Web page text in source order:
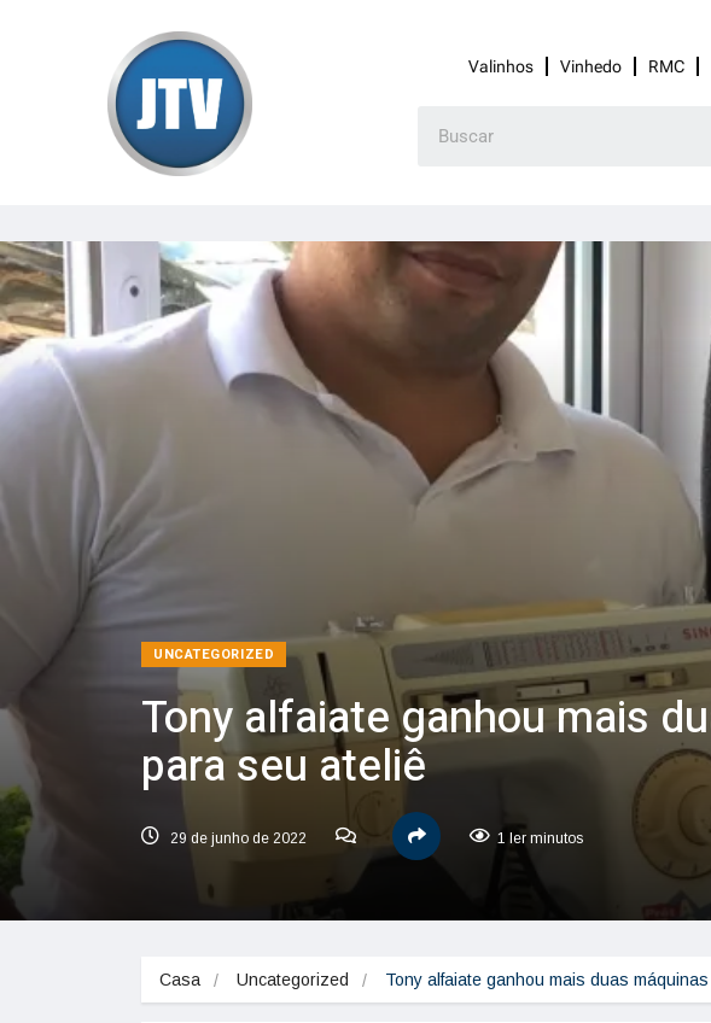
Valinhos Vinhedo RMC
UNCATEGORIZED
Tony alfaiate ganhou mais
para seu ateliê
29 de junho de 2022 1 ler minutos
Casa Uncategorized Tony alfaiate ganhou mais duas